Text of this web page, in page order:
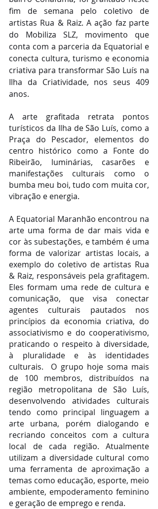
fim de semana pelo coletivo de
artistas Rua & Raiz. A ação faz parte
do Mobiliza SLZ, movimento que
conta com a parceria da Equatorial e
conecta cultura, turismo e economia
criativa para transformar São Luís na
Ilha da Criatividade, nos seus 409
anos.
A arte grafitada retrata pontos
turísticos da Ilha de São Luís, como a
Praça do Pescador, elementos do
centro histórico como a Fonte do
Ribeirão, luminárias, casarões e
manifestações culturais como o
bumba meu boi, tudo com muita cor,
vibração e energia.
A Equatorial Maranhão encontrou na
arte uma forma de dar mais vida e
cor às subestações, e também é uma
forma de valorizar artistas locais, a
exemplo do coletivo de artistas Rua
& Raiz, responsáveis pela grafitagem.
Eles formam uma rede de cultura e
comunicação, que visa conectar
agentes culturais pautados nos
princípios da economia criativa, do
associativismo e do cooperativismo,
praticando o respeito à diversidade,
à pluralidade e às identidades
culturais.  O grupo hoje soma mais
de 100 membros, distribuídos na
região metropolitana de São Luís,
desenvolvendo atividades culturais
tendo como principal linguagem a
arte urbana, porém dialogando e
recriando conceitos com a cultura
local de cada região. Atualmente
utilizam a diversidade cultural como
uma ferramenta de aproximação a
temas como educação, esporte, meio
ambiente, empoderamento feminino
e geração de emprego e renda.